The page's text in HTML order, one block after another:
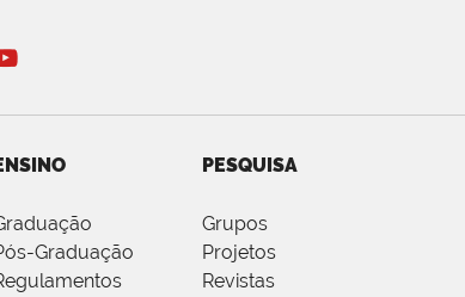
Graduação
PESQUISA
Grupos
Projetos
Revistas